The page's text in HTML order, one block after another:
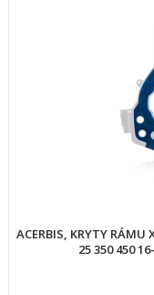
ACERBIS, KRYTY RÁMU
25 350 450